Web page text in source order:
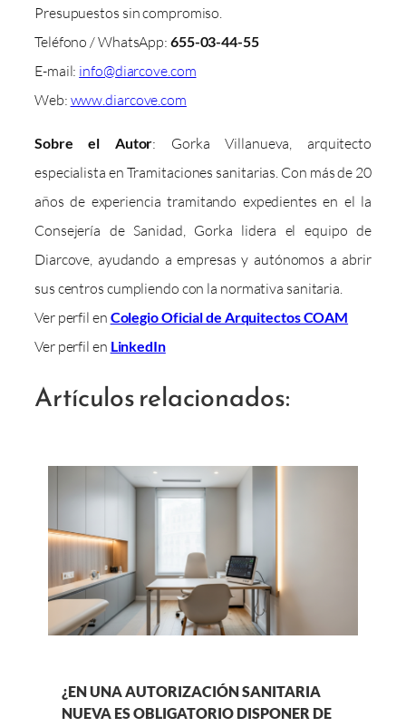
Presupuestos sin compromiso.
Teléfono / WhatsApp: 655-03-44-55
E-mail: info@diarcove.com
Web: www.diarcove.com
Sobre el Autor: Gorka Villanueva, arquitecto
especialista en Tramitaciones sanitarias. Con más de 20
años de experiencia tramitando expedientes en el la
Consejería de Sanidad, Gorka lidera el equipo de
Diarcove, ayudando a empresas y autónomos a abrir
sus centros cumpliendo con la normativa sanitaria.
Ver perfil en Colegio Oficial de Arquitectos COAM
Ver perfil en LinkedIn
Artículos relacionados:
¿EN UNA AUTORIZACIÓN SANITARIA
NUEVA ES OBLIGATORIO DISPONER DE